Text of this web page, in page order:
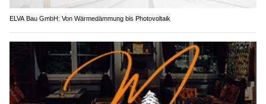
ELVA Bau GmbH: Von Wärmedämmung bis Photovoltaik